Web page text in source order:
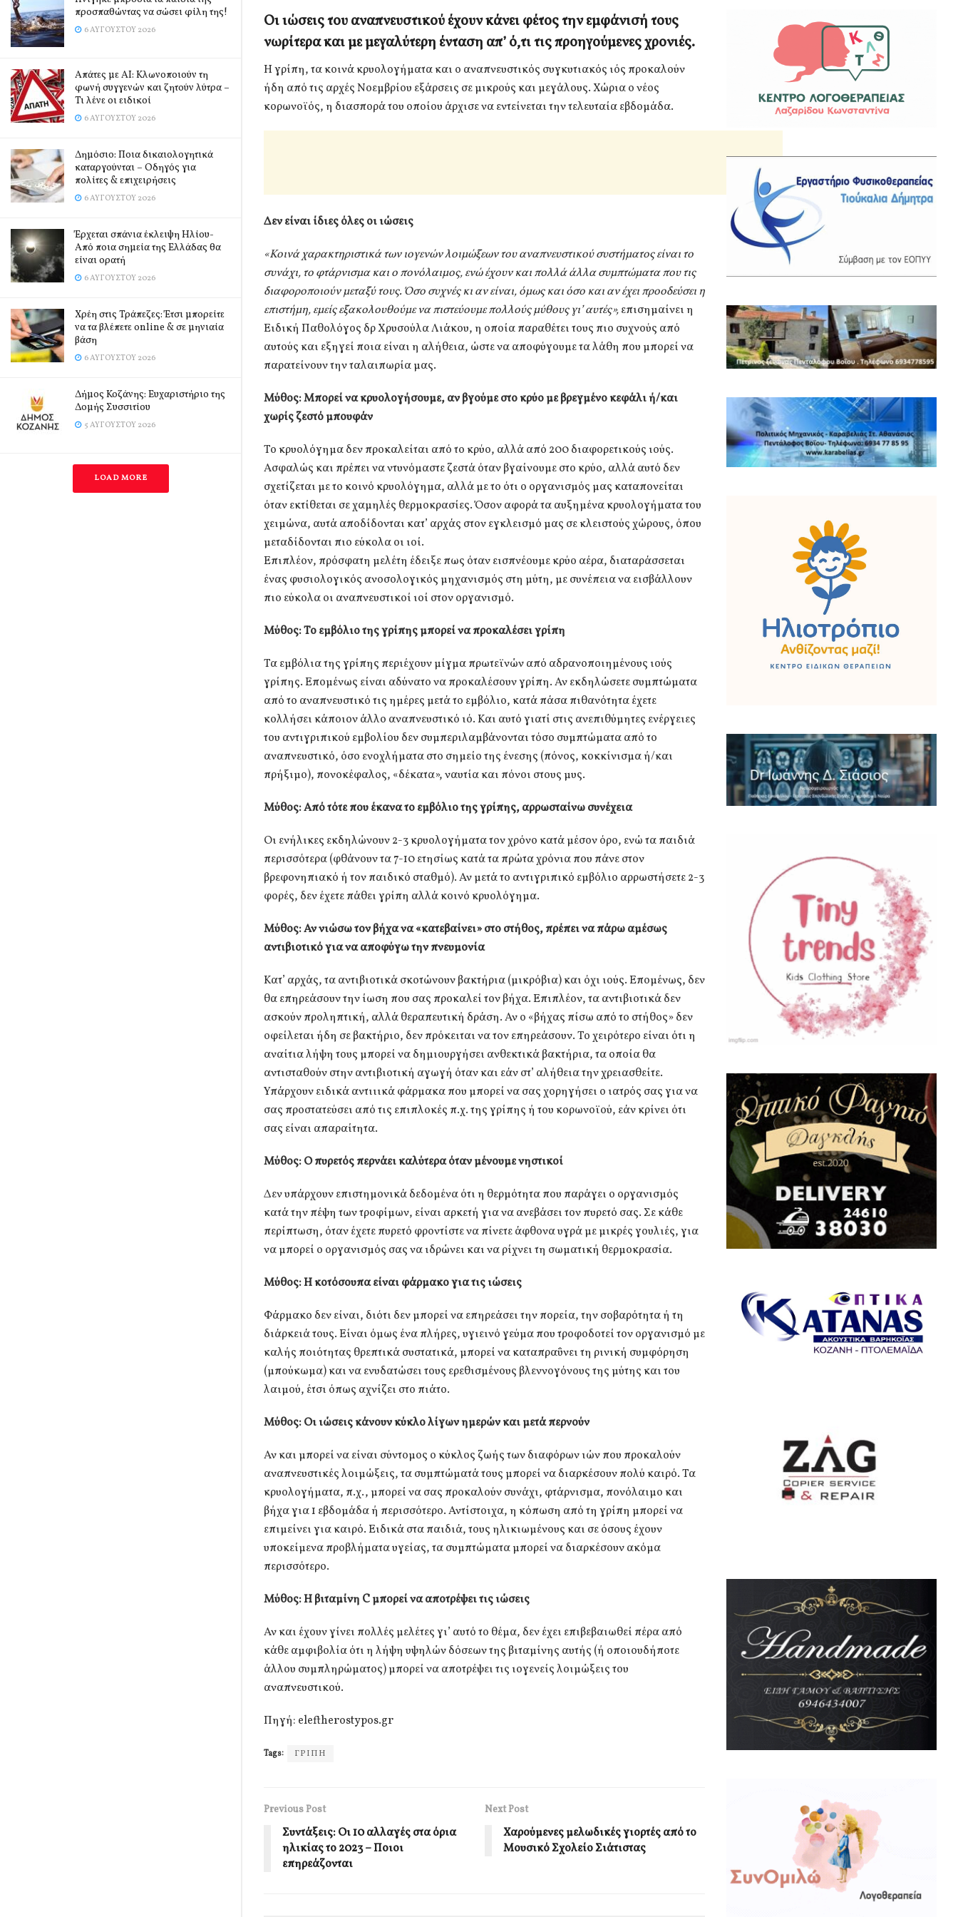
προσπαθώντας να σώσει φίλη της!
6 ΑΥΓΟΎΣΤΟΥ 2026
Απάτες με AI: Κλωνοποιούν τη
φωνή συγγενών και ζητούν λύτρα –
Τι λένε οι ειδικοί
6 ΑΥΓΟΎΣΤΟΥ 2026
Δημόσιο: Ποια δικαιολογητικά
καταργούνται – Οδηγός για
πολίτες & επιχειρήσεις
6 ΑΥΓΟΎΣΤΟΥ 2026
Έρχεται σπάνια έκλειψη Ηλίου-
Από ποια σημεία της Ελλάδας θα
είναι ορατή
6 ΑΥΓΟΎΣΤΟΥ 2026
Χρέη στις Τράπεζες: Έτσι μπορείτε
να τα βλέπετε online & σε μηνιαία
βάση
6 ΑΥΓΟΎΣΤΟΥ 2026
Δήμος Κοζάνης: Ευχαριστήριο της
Δομής Συσσιτίου
5 ΑΥΓΟΎΣΤΟΥ 2026
LOAD MORE
Οι ιώσεις του αναπνευστικού έχουν κάνει φέτος την εμφάνισή τους
νωρίτερα και με μεγαλύτερη ένταση απ’ ό,τι τις προηγούμενες χρονιές.
Η γρίπη, τα κοινά κρυολογήματα και ο αναπνευστικός συγκυτιακός ιός προκαλούν
ήδη από τις αρχές Νοεμβρίου εξάρσεις σε μικρούς και μεγάλους. Χώρια ο νέος
κορωνοϊός, η διασπορά του οποίου άρχισε να εντείνεται την τελευταία εβδομάδα.
Δεν είναι ίδιες όλες οι ιώσεις
«Κοινά χαρακτηριστικά των ιογενών λοιμώξεων του αναπνευστικού συστήματος είναι το
συνάχι, το φτάρνισμα και ο πονόλαιμος, ενώ έχουν και πολλά άλλα συμπτώματα που τις
διαφοροποιούν μεταξύ τους. Όσο συχνές κι αν είναι, όμως και όσο και αν έχει προοδεύσει η
επιστήμη, εμείς εξακολουθούμε να πιστεύουμε πολλούς μύθους γι’ αυτές»,επισημαίνει η
Ειδική Παθολόγος δρ Χρυσούλα Λιάκου, η οποία παραθέτει τους πιο συχνούς από
αυτούς και εξηγεί ποια είναι η αλήθεια, ώστε να αποφύγουμε τα λάθη που μπορεί να
παρατείνουν την ταλαιπωρία μας.
Μύθος: Μπορεί να κρυολογήσουμε, αν βγούμε στο κρύο με βρεγμένο κεφάλι ή/και
χωρίς ζεστό μπουφάν
Το κρυολόγημα δεν προκαλείται από το κρύο, αλλά από 200 διαφορετικούς ιούς.
Ασφαλώς και πρέπει να ντυνόμαστε ζεστά όταν βγαίνουμε στο κρύο, αλλά αυτό δεν
σχετίζεται με το κοινό κρυολόγημα, αλλά με το ότι ο οργανισμός μας καταπονείται
όταν εκτίθεται σε χαμηλές θερμοκρασίες. Όσον αφορά τα αυξημένα κρυολογήματα του
χειμώνα, αυτά αποδίδονται κατ’ αρχάς στον εγκλεισμό μας σε κλειστούς χώρους, όπου
μεταδίδονται πιο εύκολα οι ιοί.
Επιπλέον, πρόσφατη μελέτη έδειξε πως όταν εισπνέουμε κρύο αέρα, διαταράσσεται
ένας φυσιολογικός ανοσολογικός μηχανισμός στη μύτη, με συνέπεια να εισβάλλουν
πιο εύκολα οι αναπνευστικοί ιοί στον οργανισμό.
Μύθος: Το εμβόλιο της γρίπης μπορεί να προκαλέσει γρίπη
Τα εμβόλια της γρίπης περιέχουν μίγμα πρωτεϊνών από αδρανοποιημένους ιούς
γρίπης. Επομένως είναι αδύνατο να προκαλέσουν γρίπη. Αν εκδηλώσετε συμπτώματα
από το αναπνευστικό τις ημέρες μετά το εμβόλιο, κατά πάσα πιθανότητα έχετε
κολλήσει κάποιον άλλο αναπνευστικό ιό. Και αυτό γιατί στις ανεπιθύμητες ενέργειες
του αντιγριπικού εμβολίου δεν συμπεριλαμβάνονται τόσο συμπτώματα από το
αναπνευστικό, όσο ενοχλήματα στο σημείο της ένεσης (πόνος, κοκκίνισμα ή/και
πρήξιμο), πονοκέφαλος, «δέκατα», ναυτία και πόνοι στους μυς.
Μύθος: Από τότε που έκανα το εμβόλιο της γρίπης, αρρωσταίνω συνέχεια
Οι ενήλικες εκδηλώνουν 2-3 κρυολογήματα τον χρόνο κατά μέσον όρο, ενώ τα παιδιά
περισσότερα (φθάνουν τα 7-10 ετησίως κατά τα πρώτα χρόνια που πάνε στον
βρεφονηπιακό ή τον παιδικό σταθμό). Αν μετά το αντιγριπικό εμβόλιο αρρωστήσετε 2-3
φορές, δεν έχετε πάθει γρίπη αλλά κοινό κρυολόγημα.
Μύθος: Αν νιώσω τον βήχα να «κατεβαίνει» στο στήθος, πρέπει να πάρω αμέσως
αντιβιοτικό για να αποφύγω την πνευμονία
Κατ’ αρχάς, τα αντιβιοτικά σκοτώνουν βακτήρια (μικρόβια) και όχι ιούς. Επομένως, δεν
θα επηρεάσουν την ίωση που σας προκαλεί τον βήχα. Επιπλέον, τα αντιβιοτικά δεν
ασκούν προληπτική, αλλά θεραπευτική δράση. Αν ο «βήχας πίσω από το στήθος» δεν
οφείλεται ήδη σε βακτήριο, δεν πρόκειται να τον επηρεάσουν. Το χειρότερο είναι ότι η
αναίτια λήψη τους μπορεί να δημιουργήσει ανθεκτικά βακτήρια, τα οποία θα
αντισταθούν στην αντιβιοτική αγωγή όταν και εάν στ’ αλήθεια την χρειασθείτε.
Υπάρχουν ειδικά αντιιικά φάρμακα που μπορεί να σας χορηγήσει ο ιατρός σας για να
σας προστατεύσει από τις επιπλοκές π.χ. της γρίπης ή του κορωνοϊού, εάν κρίνει ότι
σας είναι απαραίτητα.
Μύθος: Ο πυρετός περνάει καλύτερα όταν μένουμε νηστικοί
Δεν υπάρχουν επιστημονικά δεδομένα ότι η θερμότητα που παράγει ο οργανισμός
κατά την πέψη των τροφίμων, είναι αρκετή για να ανεβάσει τον πυρετό σας. Σε κάθε
περίπτωση, όταν έχετε πυρετό φροντίστε να πίνετε άφθονα υγρά με μικρές γουλιές, για
να μπορεί ο οργανισμός σας να ιδρώνει και να ρίχνει τη σωματική θερμοκρασία.
Μύθος: Η κοτόσουπα είναι φάρμακο για τις ιώσεις
Φάρμακο δεν είναι, διότι δεν μπορεί να επηρεάσει την πορεία, την σοβαρότητα ή τη
διάρκειά τους. Είναι όμως ένα πλήρες, υγιεινό γεύμα που τροφοδοτεί τον οργανισμό με
καλής ποιότητας θρεπτικά συστατικά, μπορεί να καταπραΰνει τη ρινική συμφόρηση
(μπούκωμα) και να ενυδατώσει τους ερεθισμένους βλεννογόνους της μύτης και του
λαιμού, έτσι όπως αχνίζει στο πιάτο.
Μύθος: Οι ιώσεις κάνουν κύκλο λίγων ημερών και μετά περνούν
Αν και μπορεί να είναι σύντομος ο κύκλος ζωής των διαφόρων ιών που προκαλούν
αναπνευστικές λοιμώξεις, τα συμπτώματά τους μπορεί να διαρκέσουν πολύ καιρό. Τα
κρυολογήματα, π.χ., μπορεί να σας προκαλούν συνάχι, φτάρνισμα, πονόλαιμο και
βήχα για 1 εβδομάδα ή περισσότερο. Αντίστοιχα, η κόπωση από τη γρίπη μπορεί να
επιμείνει για καιρό. Ειδικά στα παιδιά, τους ηλικιωμένους και σε όσους έχουν
υποκείμενα προβλήματα υγείας, τα συμπτώματα μπορεί να διαρκέσουν ακόμα
περισσότερο.
Μύθος: Η βιταμίνη Cμπορεί να αποτρέψει τις ιώσεις
Αν και έχουν γίνει πολλές μελέτες γι’ αυτό το θέμα, δεν έχει επιβεβαιωθεί πέρα από
κάθε αμφιβολία ότι η λήψη υψηλών δόσεων της βιταμίνης αυτής (ή οποιουδήποτε
άλλου συμπληρώματος) μπορεί να αποτρέψει τις ιογενείς λοιμώξεις του
αναπνευστικού.
Πηγή: eleftherostypos.gr
Tags: ΓΡΙΠΗ
Previous Post
Συντάξεις: Οι 10 αλλαγές στα όρια
ηλικίας το 2023 – Ποιοι
επηρεάζονται
Next Post
Χαρούμενες μελωδικές γιορτές από το
Μουσικό Σχολείο Σιάτιστας